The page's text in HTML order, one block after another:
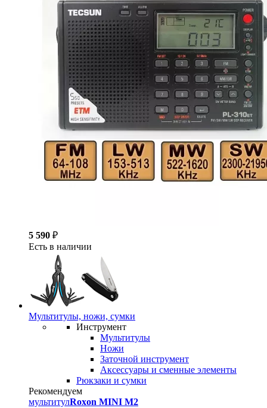
5 590 ₽
Есть в наличии
Мультитулы, ножи, сумки
Инструмент
Мультитулы
Ножи
Заточной инструмент
Аксессуары и сменные элементы
Рюкзаки и сумки
Рекомендуем
мультитулRoxon MINI M2